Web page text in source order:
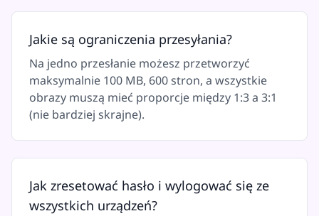
Jakie są ograniczenia przesyłania?
Na jedno przesłanie możesz przetworzyć
maksymalnie 100 MB, 600 stron, a wszystkie
obrazy muszą mieć proporcje między 1:3 a 3:1
(nie bardziej skrajne).
Jak zresetować hasło i wylogować się ze
wszystkich urządzeń?